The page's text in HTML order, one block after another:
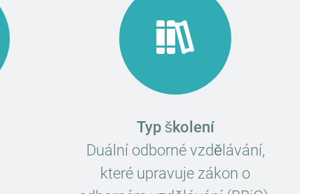
Typ školení
Duální odborné vzdělávání,
které upravuje zákon o